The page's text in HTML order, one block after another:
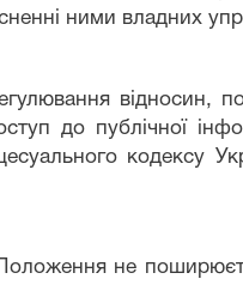
ними владних
відносин,
до публічної
кодексу
не